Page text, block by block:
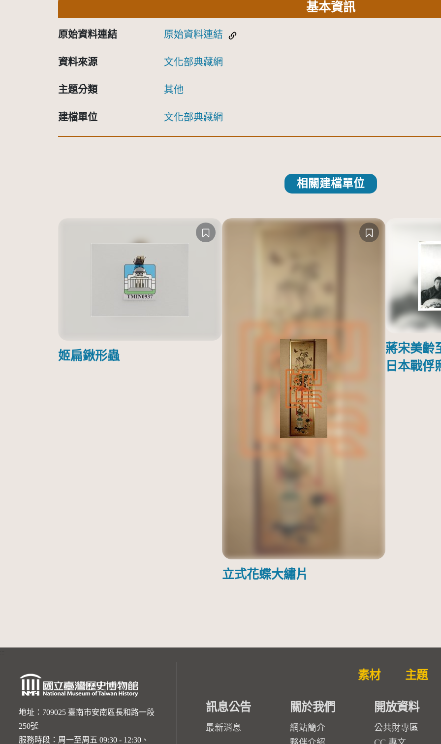
基本資訊
原始資料連結 原始資料連結
資料來源 文化部典藏網
主題分類 其他
建檔單位 文化部典藏網
相關建檔單位
姬扁鍬形蟲
立式花蝶大繡片
蔣宋美齡
日本戰俘
地址：709025 臺南市安南區長和路一段
250號
服務時段：周一至周五 09:30 - 12:30、
素材 主題
訊息公告
最新消息
關於我們
網站簡介
開放資料
公共財專區